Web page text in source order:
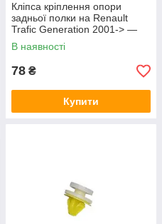
Кліпса кріплення опори
задньої полки на Renault
Trafic Generation 2001-> —
Renault (Оригінал) -
054000001R
В наявності
78 ₴
Купити